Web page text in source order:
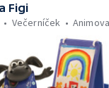
Figi
Večerníček